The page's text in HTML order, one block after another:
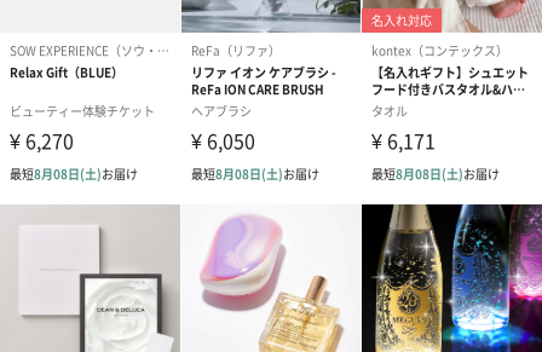
包装紙
包装紙または風呂敷でラッピングを施してお届けいたします。
ゴールド（リッチリボ
ン）（680円）
ピンク（リッチリボ
ン）（680円）
ライトブルー
ザ）（680円）